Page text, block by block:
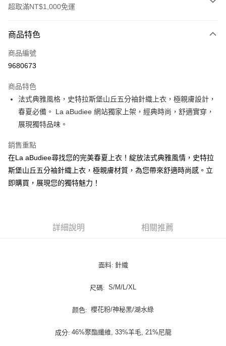
超取滿NT$1,000免運
信用卡一次付款
LINE Pay
悠遊付
ATM付款
運送方式
付款後全家純取貨
每筆NT$100，滿NT$1,000(含以上)免運費
每筆NT$100，滿NT$1,000(含以上)免運費
商品特色
商品編號
9680673
商品特色
法式典雅風格，史特拉斯堡山丘五分袖針織上衣，極親膚設計，
春夏必備。 La aBudiee 網站獨家上架，經典時尚，舒適實穿，
展現獨特品味。
銷售重點
在La aBudiee尋找您的完美春夏上衣！綻放法式典雅風情，史特拉
斯堡山丘五分袖針織上衣，極親膚材質，為您帶來舒適時尚感。立
即購買，展現您的獨特魅力！
詳細說明 相關推薦
面料: 針織
尺碼: S/M/L/XL
颜色: 櫻花粉/神秘黑/湖水綠
成分: 46%聚酯纖維, 33%羊毛, 21%尼龍